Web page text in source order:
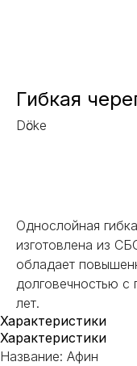
Гибкая
Dӧcke
Однослойная
изготовлена из
обладает
долговечностью с
лет.
Характеристики
Характеристики
Название: Афин